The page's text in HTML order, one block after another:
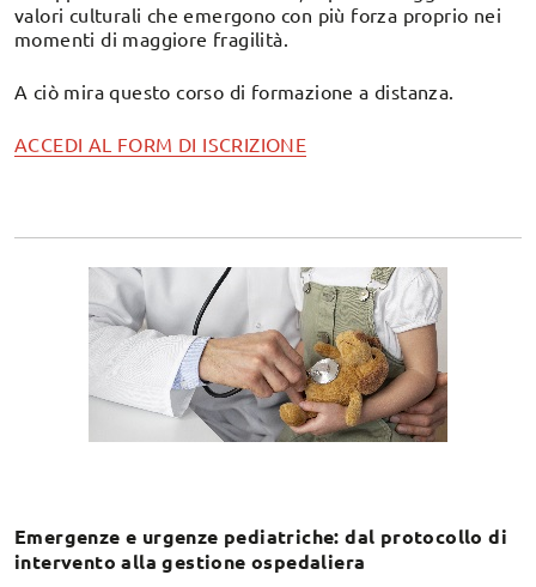
valori culturali che emergono con più forza proprio nei
momenti di maggiore fragilità.
A ciò mira questo corso di formazione a distanza.
ACCEDI AL FORM DI ISCRIZIONE
Emergenze e urgenze pediatriche: dal protocollo di
intervento alla gestione ospedaliera